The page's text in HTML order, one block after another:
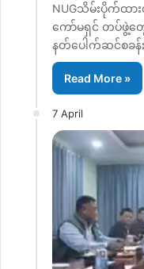
NUGသိမ်းပိုက်ထ
ကော်မရှင် တပ်ဖွဲ့တွ
နတ်ပေါက်ဆင်စခ
Read More »
7 April